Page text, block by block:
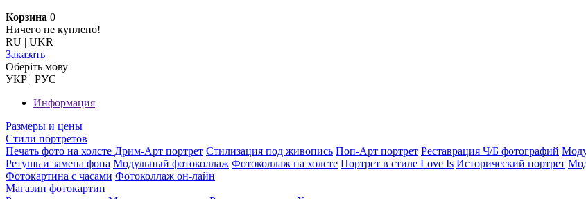
Корзина 0
Ничего не куплено!
RU | UKR
Заказать
Оберiть мову
УКР | РУС
Информация
Размеры и цены
Стили портретов
Печать фото на холсте Дрим-Арт портрет Стилизация под живопись Поп-Арт портрет Реставрация Ч/Б фотографий
Ретушь и замена фона Модульный фотоколлаж Фотоколлаж на холсте Портрет в стиле Love Is Исторический портрет
Фотокартина с часами Фотоколлаж он-лайн
Магазин фотокартин